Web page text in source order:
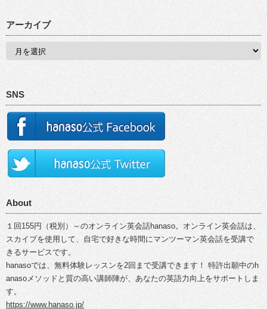
アーカイブ
SNS
About
１回155円（税別）～のオンライン英会話hanaso。オンライン英会話は、
スカイプを使用して、自宅で好きな時間にマンツーマン英会話を受講で
きるサービスです。
hanasoでは、無料体験レッスンを2回まで受講できます！ 特許出願中のh
anasoメソッドと質の高い講師陣が、あなたの英語力向上をサポートしま
す。
https://www.hanaso.jp/